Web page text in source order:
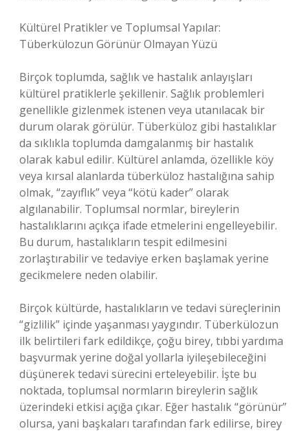
Kültürel Pratikler ve Toplumsal Yapılar:
Tüberkülozun Görünür Olmayan Yüzü
Birçok toplumda, sağlık ve hastalık anlayışları
kültürel pratiklerle şekillenir. Sağlık problemleri
genellikle gizlenmek istenen veya utanılacak bir
durum olarak görülür. Tüberküloz gibi hastalıklar
da sıklıkla toplumda damgalanmış bir hastalık
olarak kabul edilir. Kültürel anlamda, özellikle köy
veya kırsal alanlarda tüberküloz hastalığına sahip
olmak, “zayıflık” veya “kötü kader” olarak
algılanabilir. Toplumsal normlar, bireylerin
hastalıklarını açıkça ifade etmelerini engelleyebilir.
Bu durum, hastalıkların tespit edilmesini
zorlaştırabilir ve tedaviye erken başlamak yerine
gecikmelere neden olabilir.
Birçok kültürde, hastalıkların ve tedavi süreçlerinin
“gizlilik” içinde yaşanması yaygındır. Tüberkülozun
ilk belirtileri fark edildikçe, çoğu birey, tıbbi yardıma
başvurmak yerine doğal yollarla iyileşebileceğini
düşünerek tedavi sürecini erteleyebilir. İşte bu
noktada, toplumsal normların bireylerin sağlık
üzerindeki etkisi açığa çıkar. Eğer hastalık “görünür”
olursa, yani başkaları tarafından fark edilirse, birey